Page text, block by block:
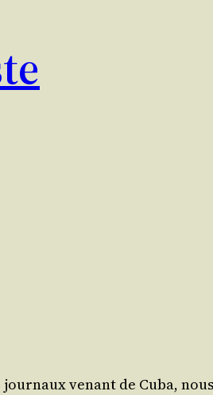
venant de Cuba,